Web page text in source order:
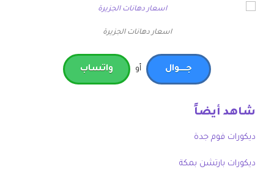
اسعار دهانات الجزيرة
جـــــوال أو واتساب
شاهد أيضاً
ديكورات فوم جدة
ديكورات بارتشن بمكة